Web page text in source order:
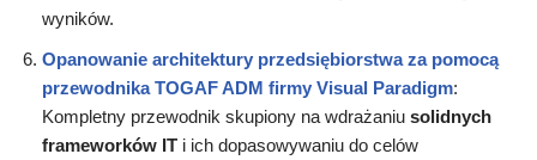
wyników.
Opanowanie architektury przedsiębiorstwa za pomocą
przewodnika TOGAF ADM firmy Visual Paradigm:
Kompletny przewodnik skupiony na wdrażaniu solidnych
frameworków IT i ich dopasowywaniu do celów